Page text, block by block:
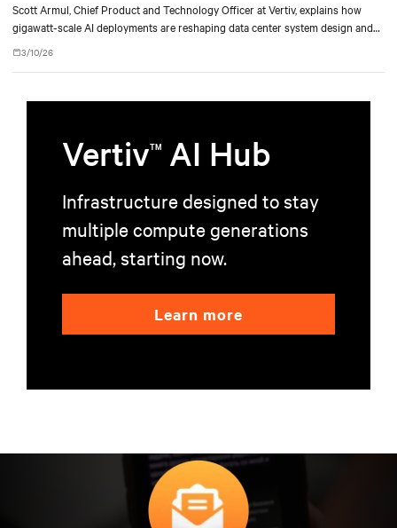
Scott Armul, Chief Product and Technology Officer at Vertiv, explains how
gigawatt-scale AI deployments are reshaping data center system design and
3/10/26
VertivTM AI Hub
Infrastructure designed to stay
multiple compute generations
ahead, starting now.
Learn more